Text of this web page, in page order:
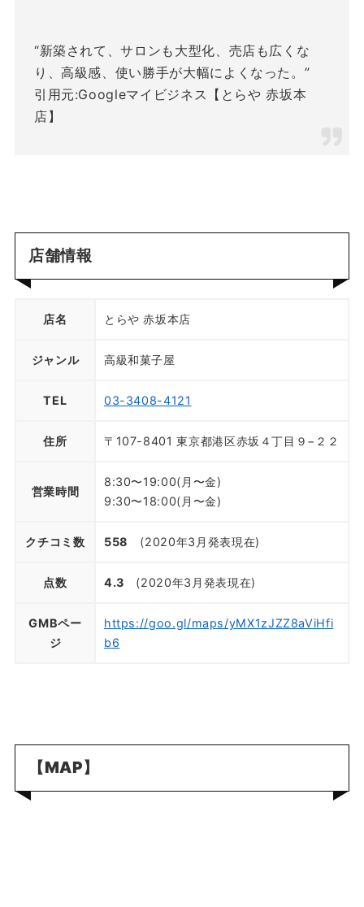
“新築されて、サロンも大型化、売店も広くな
り、高級感、使い勝手が大幅によくなった。”
引用元:Googleマイビジネス【とらや 赤坂本
店】
店舗情報
店名 とらや 赤坂本店
ジャンル 高級和菓子屋
TEL 03-3408-4121
住所 〒107-8401 東京都港区赤坂４丁目９−２２
営業時間
8:30〜19:00(月〜金)
9:30〜18:00(月〜金)
クチコミ数 558 (2020年3月発表現在)
点数 4.3 (2020年3月発表現在)
GMBペー
ジ
https://goo.gl/maps/yMX1zJZZ8aViHfi
b6
【MAP】